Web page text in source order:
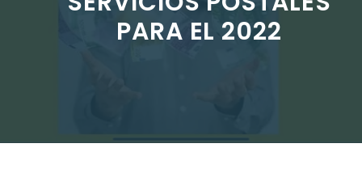
PARA EL 2022